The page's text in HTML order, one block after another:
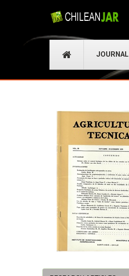
JOURNAL